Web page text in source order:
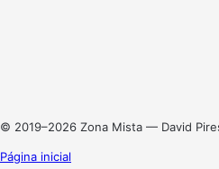
© 2019–2026 Zona Mista — David
Página inicial